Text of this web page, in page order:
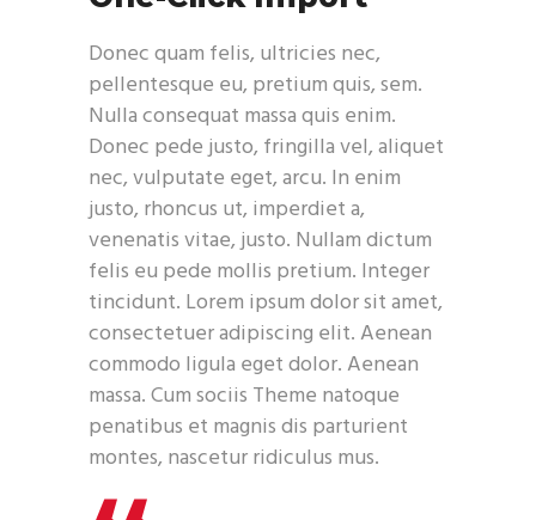
Donec quam felis, ultricies nec,
pellentesque eu, pretium quis, sem.
Nulla consequat massa quis enim.
Donec pede justo, fringilla vel, aliquet
nec, vulputate eget, arcu. In enim
justo, rhoncus ut, imperdiet a,
venenatis vitae, justo. Nullam dictum
felis eu pede mollis pretium. Integer
tincidunt. Lorem ipsum dolor sit amet,
consectetuer adipiscing elit. Aenean
commodo ligula eget dolor. Aenean
massa. Cum sociis Theme natoque
penatibus et magnis dis parturient
montes, nascetur ridiculus mus.